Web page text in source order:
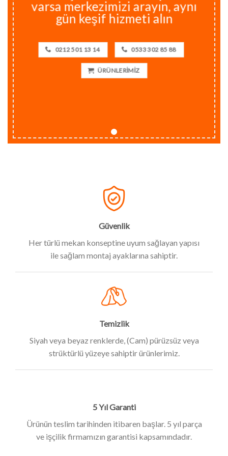
varsa merkezimizi arayın, aynı
gün keşif hizmeti alın
0212 501 13 14 0533 302 85 88
ÜRÜNLERİMİZ
Güvenlik
Her türlü mekan konseptine uyum sağlayan yapısı
ile sağlam montaj ayaklarına sahiptir.
Temizlik
Siyah veya beyaz renklerde, (Cam) pürüzsüz veya
strüktürlü yüzeye sahiptir ürünlerimiz.
5 Yıl Garanti
Ürünün teslim tarihinden itibaren başlar. 5 yıl parça
ve işçilik firmamızın garantisi kapsamındadır.